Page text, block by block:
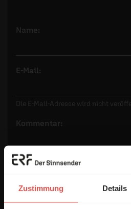
Zustimmung Details
Name:
E-Mail:
Die E-Mail-Adresse wird nicht
Kommentar:
Ich bin damit
anonymisiert erfasst und